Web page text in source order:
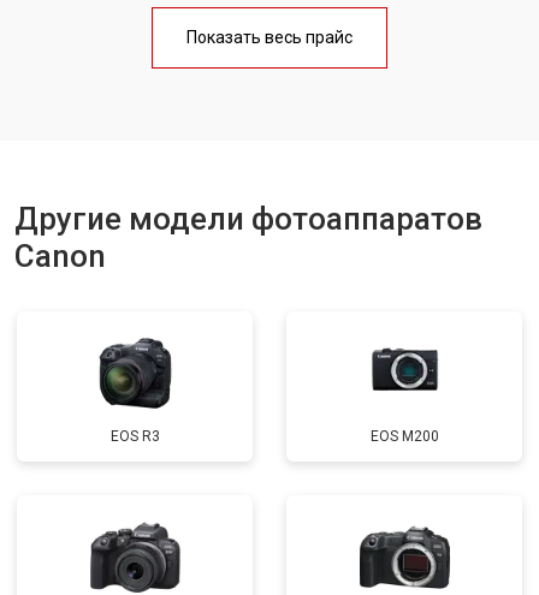
Чистка матрицы от 3100 ₽
Показать весь прайс
Другие модели фотоаппаратов
Canon
EOS R3 EOS M200